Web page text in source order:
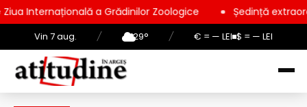
Vin 7 aug. / 29° / € = — LEI $ = — LEI
a Grădinilor Zoologice Ședință extraordinară la